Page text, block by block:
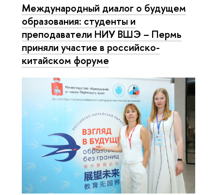
Международный диалог о будущем
образования: студенты и
преподаватели НИУ ВШЭ – Пермь
приняли участие в российско-
китайском форуме